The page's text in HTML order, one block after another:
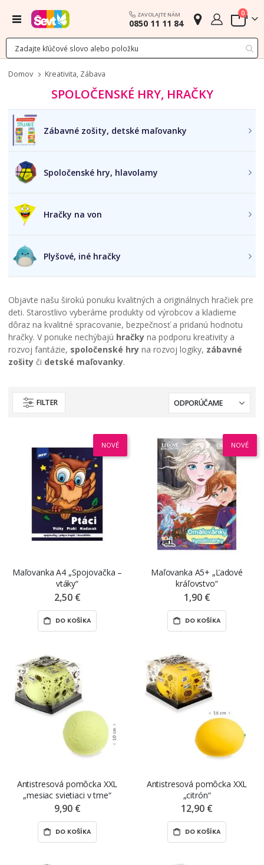
Menu ZAVOLAJTE NÁM
0850 11 11 84 Cart
0
Domov Kreativita, Zábava
SPOLOČENSKÉ HRY, HRAČKY
Zábavné zošity, detské maľovanky
Spoločenské hry, hlavolamy
Hračky na von
Plyšové, iné hračky
Objavte našu širokú ponuku kvalitných a originálnych hračiek pre
deti. Starostlivo vyberáme produkty od výrobcov a kladieme
dôraz na kvalitné spracovanie, bezpečnosť a pridanú hodnotu
hračky. V ponuke nechýbajú hračky na podporu kreativity a
rozvoj fantázie, spoločenské hry na rozvoj logiky, zábavné
zošity či detské maľovanky.
FILTER
NOVÉ
Maľovanka A4 „Spojovačka –
vtáky“
2,50 €
DO KOŠÍKA
NOVÉ
Maľovanka A5+ „Ľadové
kráľovstvo“
1,90 €
DO KOŠÍKA
Antistresová pomôcka XXL
„mesiac svietiaci v tme“
9,90 €
DO KOŠÍKA
Antistresová pomôcka XXL
„citrón“
12,90 €
DO KOŠÍKA